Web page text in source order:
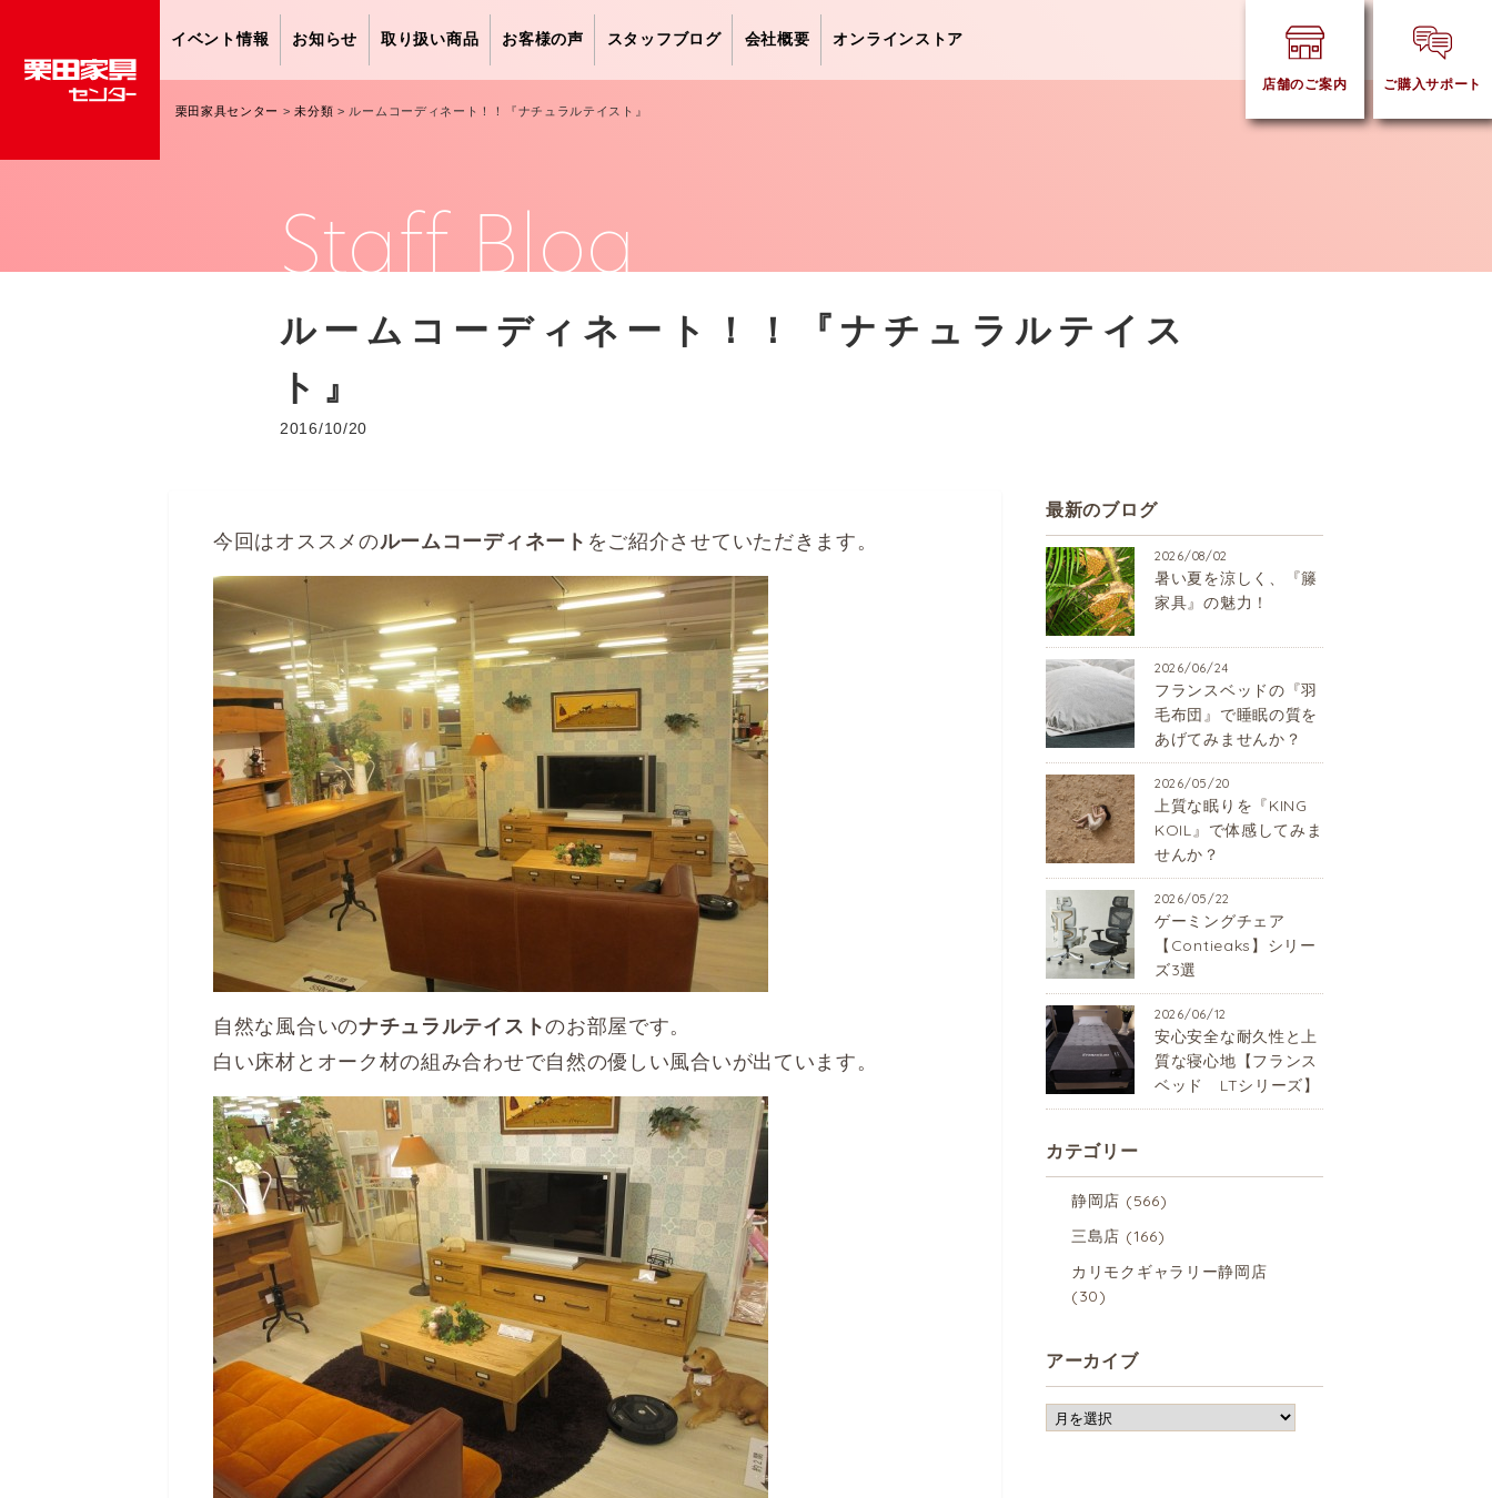
イベント情報 お知らせ 取り扱い商品 お客様の声 スタッフブログ 会社概要 オンラインストア
店舗のご案内 ご購入サポート
栗田家具センター >未分類 > ルームコーディネート！！『ナチュラルテイスト』
Staff Blog
ルームコーディネート！！『ナチュラルテイス
ト』
2016/10/20
今回はオススメのルームコーディネート をご紹介させていただきます。
自然な風合いのナチュラルテイストのお部屋です。
白い床材とオーク材の組み合わせで自然の優しい風合いが出ています。
最新のブログ
2026/08/02
暑い夏を涼しく、『籐
家具』の魅力！
2026/06/24
フランスベッドの『羽
毛布団』で睡眠の質を
あげてみませんか？
2026/05/20
上質な眠りを『KING
KOIL』で体感してみま
せんか？
2026/05/22
ゲーミングチェア
【Contieaks】シリー
ズ3選
2026/06/12
安心安全な耐久性と上
質な寝心地【フランス
ベッド LTシリーズ】
カテゴリー
静岡店 (566)
三島店 (166)
カリモクギャラリー静岡店
(30)
アーカイブ